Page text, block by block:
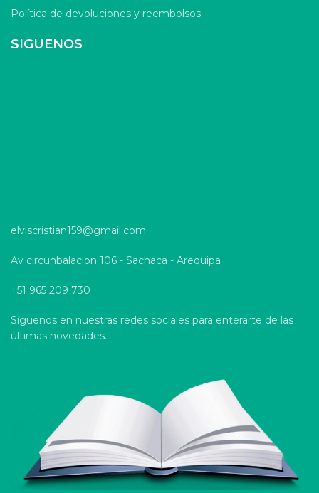
Política de devoluciones y reembolsos
SIGUENOS
elviscristian159@gmail.com
Av circunbalacion 106 - Sachaca - Arequipa
+51 965 209 730
Síguenos en nuestras redes sociales para enterarte de las
últimas novedades.